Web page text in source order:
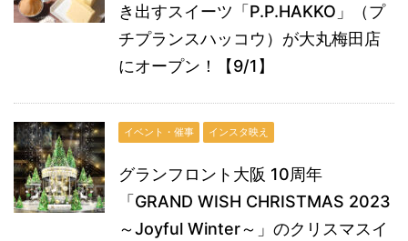
き出すスイーツ「P.P.HAKKO」（プ
チプランスハッコウ）が大丸梅田店
にオープン！【9/1】
イベント・催事 インスタ映え
グランフロント大阪 10周年
「GRAND WISH CHRISTMAS 2023
～Joyful Winter～」のクリスマスイ